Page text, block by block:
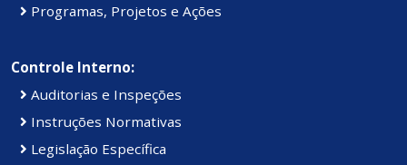
Programas, Projetos e Ações
Controle Interno:
Auditorias e Inspeções
Instruções Normativas
Legislação Específica